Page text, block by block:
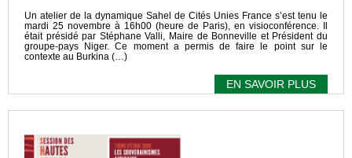
Un atelier de la dynamique Sahel de Cités Unies France s’est tenu le
mardi 25 novembre à 16h00 (heure de Paris), en visioconférence. Il
était présidé par Stéphane Valli, Maire de Bonneville et Président du
groupe-pays Niger. Ce moment a permis de faire le point sur le
contexte au Burkina (…)
EN SAVOIR PLUS